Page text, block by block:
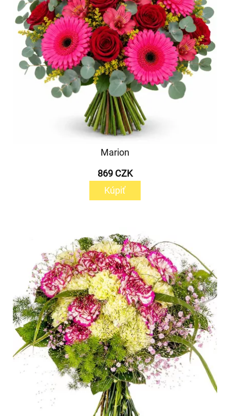
Marion
869 CZK
Kúpiť